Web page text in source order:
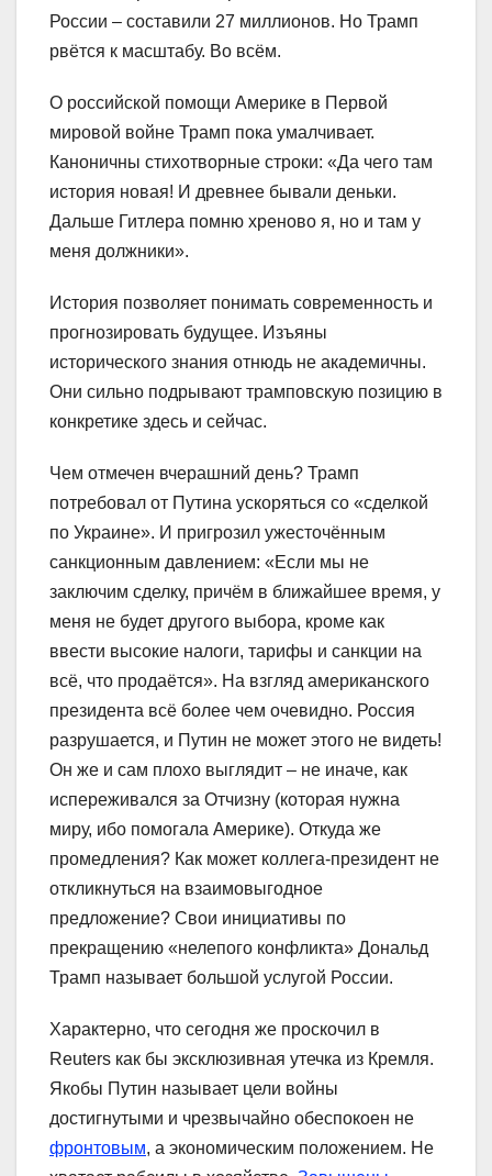
России – составили 27 миллионов. Но Трамп
рвётся к масштабу. Во всём.
О российской помощи Америке в Первой
мировой войне Трамп пока умалчивает.
Каноничны стихотворные строки: «Да чего там
история новая! И древнее бывали деньки.
Дальше Гитлера помню хреново я, но и там у
меня должники».
История позволяет понимать современность и
прогнозировать будущее. Изъяны
исторического знания отнюдь не академичны.
Они сильно подрывают трамповскую позицию в
конкретике здесь и сейчас.
Чем отмечен вчерашний день? Трамп
потребовал от Путина ускоряться со «сделкой
по Украине». И пригрозил ужесточённым
санкционным давлением: «Если мы не
заключим сделку, причём в ближайшее время, у
меня не будет другого выбора, кроме как
ввести высокие налоги, тарифы и санкции на
всё, что продаётся». На взгляд американского
президента всё более чем очевидно. Россия
разрушается, и Путин не может этого не видеть!
Он же и сам плохо выглядит – не иначе, как
испереживался за Отчизну (которая нужна
миру, ибо помогала Америке). Откуда же
промедления? Как может коллега-президент не
откликнуться на взаимовыгодное
предложение? Свои инициативы по
прекращению «нелепого конфликта» Дональд
Трамп называет большой услугой России.
Характерно, что сегодня же проскочил в
Reuters как бы эксклюзивная утечка из Кремля.
Якобы Путин называет цели войны
достигнутыми и чрезвычайно обеспокоен не
фронтовым, а экономическим положением. Не